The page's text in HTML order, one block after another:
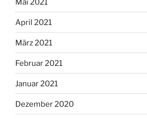
Mai 2021
April 2021
März 2021
Februar 2021
Januar 2021
Dezember 2020